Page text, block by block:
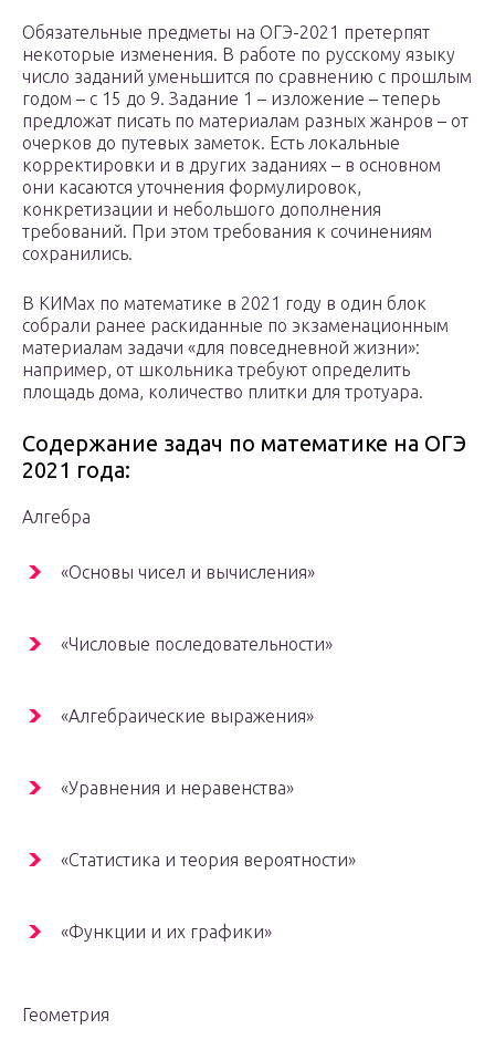
Обязательные предметы на ОГЭ-2021 претерпят
некоторые изменения. В работе по русскому языку
число заданий уменьшится по сравнению с прошлым
годом – с 15 до 9. Задание 1 – изложение – теперь
предложат писать по материалам разных жанров – от
очерков до путевых заметок. Есть локальные
корректировки и в других заданиях – в основном
они касаются уточнения формулировок,
конкретизации и небольшого дополнения
требований. При этом требования к сочинениям
сохранились.
В КИМах по математике в 2021 году в один блок
собрали ранее раскиданные по экзаменационным
материалам задачи «для повседневной жизни»:
например, от школьника требуют определить
площадь дома, количество плитки для тротуара.
Содержание задач по математике на ОГЭ
2021 года:
Алгебра
«Основы чисел и вычисления»
«Числовые последовательности»
«Алгебраические выражения»
«Уравнения и неравенства»
«Статистика и теория вероятности»
«Функции и их графики»
Геометрия